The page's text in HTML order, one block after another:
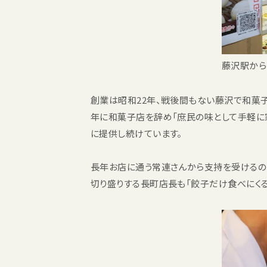
藤沢駅か
創業は昭和22年、戦後間もない藤沢で和菓
年に和菓子店を辞め「庶民の味として手軽
に提供し続けています。
長年お店に通う常連さんから支持を受けるの
切り盛りする長町店長も「餃子だけ食べに